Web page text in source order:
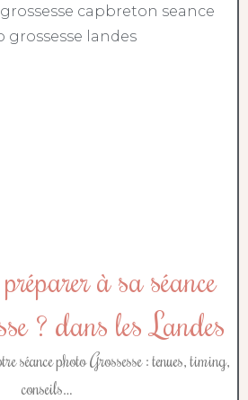
à sa séance
? dans les Landes
séance photo Grossesse : tenues, timing,
conseils…